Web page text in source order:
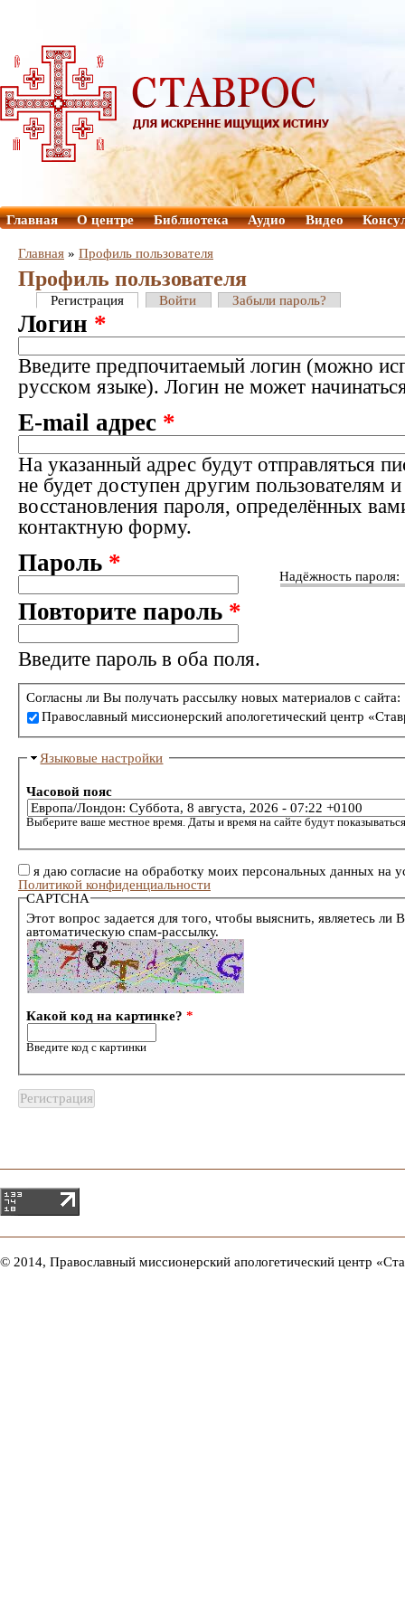
Главная О центре Библиотека Аудио Видео
Главная » Профиль пользователя
Профиль пользователя
Регистрация Войти Забыли пароль?
Логин *
Введите предпочитаемый логин (можно
русском языке). Логин не может
E-mail адрес *
На указанный адрес будут отправляться
не будет доступен другим пользователям
восстановления пароля, определённых
контактную форму.
Надёжность пароля:
Пароль *
Повторите пароль *
Введите пароль в оба поля.
Согласны ли Вы получать рассылку новых материалов с сайта:
Православный миссионерский апологетический центр
Языковые настройки
Часовой пояс
Выберите ваше местное время. Даты и время на сайте будут
я даю согласие на обработку моих персональных данных на
Политикой конфиденциальности
CAPTCHA
Этот вопрос задается для того, чтобы выяснить, являетесь ли
автоматическую спам-рассылку.
Какой код на картинке?*
Введите код с картинки
© 2014, Православный миссионерский апологетический центр